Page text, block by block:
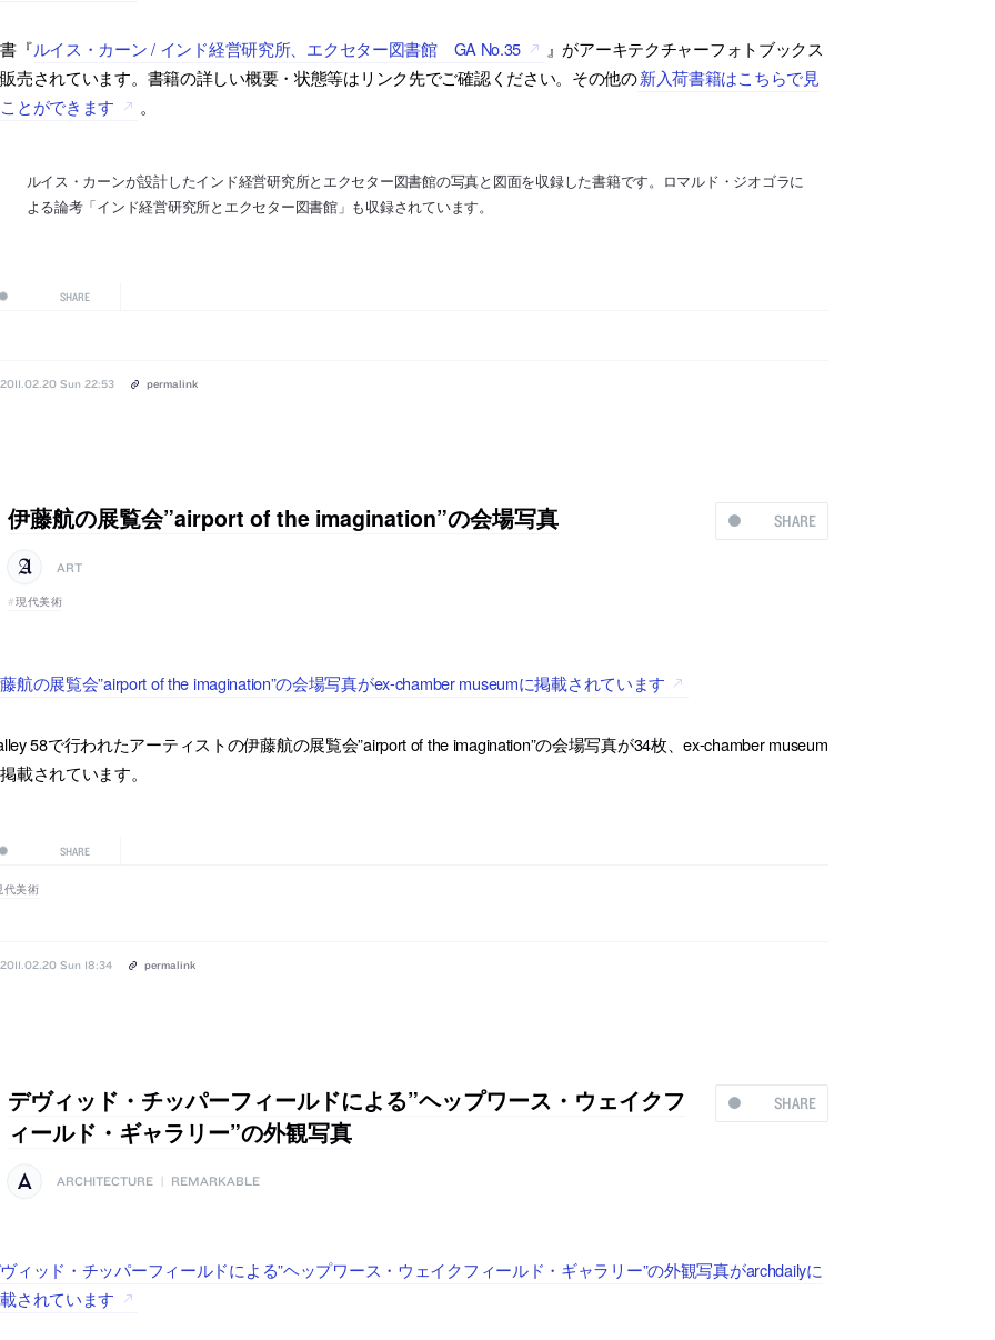
『ルイス・カーン / インド経営研究所、エクセター図書館 GA No.35
』がアーキテクチャーフォトブックス
売されています。書籍の詳しい概要・状態等はリンク先でご確認ください。その他の新入荷書籍はこちらで見
とができます
。
ルイス・カーンが設計したインド経営研究所とエクセター図書館の写真と図面を収録した書籍です。ロマルド・ジオゴラに
よる論考「インド経営研究所とエクセター図書館」も収録されています。
SHARE
2011.02.20 Sun 22:53 permalink
SHARE
伊藤航の展覧会”airport of the imagination”の会場写真
ART
現代美術
航の展覧会”airport of the imagination”の会場写真がex-chamber museumに掲載されています
58で行われたアーティストの伊藤航の展覧会”airport of the imagination”の会場写真が34枚、ex-chamber museum
載されています。
SHARE
代美術
2011.02.20 Sun 18:34 permalink
SHARE
デヴィッド・チッパーフィールドによる”ヘップワース・ウェイクフ
ィールド・ギャラリー”の外観写真
ARCHITECTURE REMARKABLE
ィッド・チッパーフィールドによる”ヘップワース・ウェイクフィールド・ギャラリー”の外観写真がarchdailyに
されています